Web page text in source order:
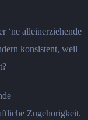
‘ne alleinerziehende
konsistent, weil
Zugehorigkeit.